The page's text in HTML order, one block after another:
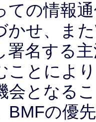
ての情報
かせ、ま
署名する
ことによ
会となる
BMFの優